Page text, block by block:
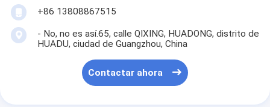
+86 13808867515
- No, no es así.65, calle QIXING, HUADONG, distrito de
HUADU, ciudad de Guangzhou, China
Contactar ahora